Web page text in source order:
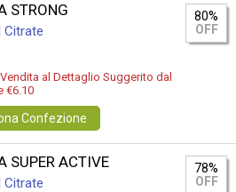
STRONG
Citrate
80%
OFF
al Dettaglio Suggerito dal
€6.10
Confezione
SUPER ACTIVE
Citrate
78%
OFF